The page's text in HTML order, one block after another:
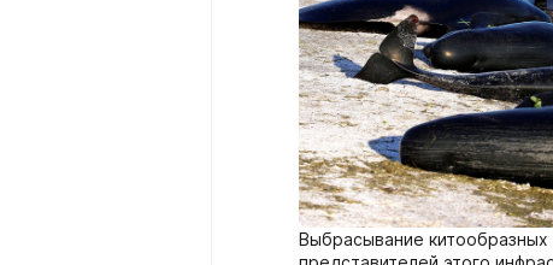
Выбрасывание китообразных